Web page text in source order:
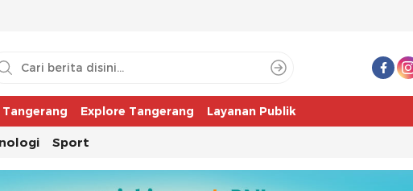
Explore Tangerang Layanan Publik
Sport